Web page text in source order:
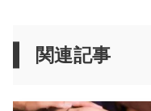
関連記事